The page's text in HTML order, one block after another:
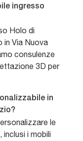
ingresso
Holo di
in Via Nuova
consulenze
3D per
in
le
inclusi i mobili